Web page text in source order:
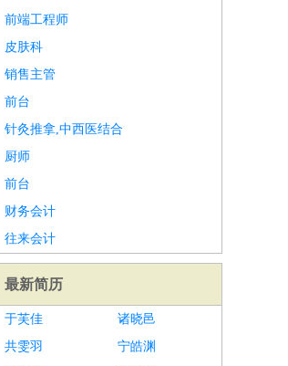
前端工程师
皮肤科
销售主管
前台
针灸推拿,中西医结合
厨师
前台
财务会计
往来会计
最新简历
于芙佳
诸晓邑
共雯羽
宁皓渊